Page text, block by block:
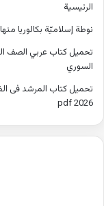
الرئيسية
نوطة إسلاميّة بكالوريا منهاج 2026 للأستاذ القدير هُمام حَمدان المنهاج
السوري
تحميل كتاب المرشد فى
2026 pdf